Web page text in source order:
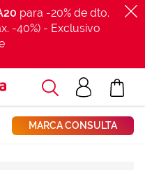
para -20% de dto.
-40%) - Exclusivo
Acesso
clientes
O Meu
MARCA CONSULTA
Procurar